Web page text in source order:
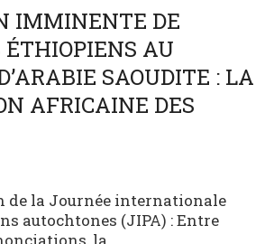
IMMINENTE DE
AU
SAOUDITE : LA
AFRICAINE DES
de la Journée internationale
autochtones (JIPA) : Entre